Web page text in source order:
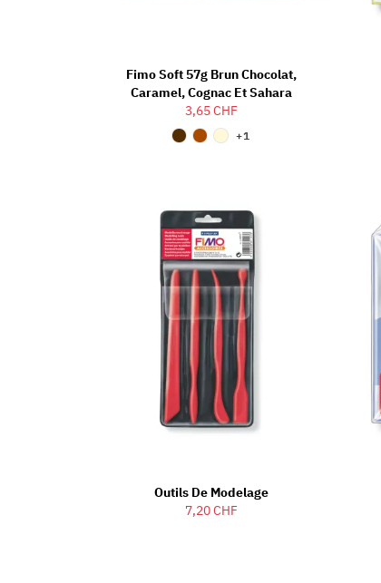
Fimo Soft 57g Brun Chocolat,
Caramel, Cognac Et Sahara
3,65 CHF
+1
Outils De Modelage
7,20 CHF